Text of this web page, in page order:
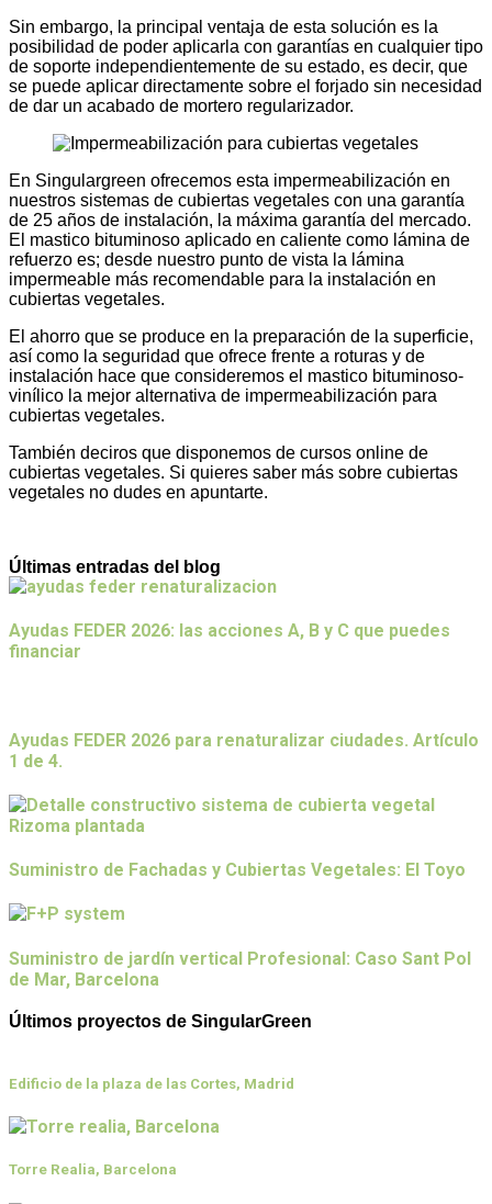
Sin embargo, la principal ventaja de esta solución es la
posibilidad de poder aplicarla con garantías en cualquier tipo
de soporte independientemente de su estado, es decir, que
se puede aplicar directamente sobre el forjado sin necesidad
de dar un acabado de mortero regularizador.
En Singulargreen ofrecemos esta impermeabilización en
nuestros sistemas de cubiertas vegetales con una garantía
de 25 años de instalación, la máxima garantía del mercado.
El mastico bituminoso aplicado en caliente como lámina de
refuerzo es; desde nuestro punto de vista la lámina
impermeable más recomendable para la instalación en
cubiertas vegetales.
El ahorro que se produce en la preparación de la superficie,
así como la seguridad que ofrece frente a roturas y de
instalación hace que consideremos el mastico bituminoso-
vinílico la mejor alternativa de impermeabilización para
cubiertas vegetales.
También deciros que disponemos de cursos online de
cubiertas vegetales. Si quieres saber más sobre cubiertas
vegetales no dudes en apuntarte.
Últimas entradas del blog
Ayudas FEDER 2026: las acciones A, B y C que puedes
financiar
Ayudas FEDER 2026 para renaturalizar ciudades. Artículo
1 de 4.
Suministro de Fachadas y Cubiertas Vegetales: El Toyo
Suministro de jardín vertical Profesional: Caso Sant Pol
de Mar, Barcelona
Últimos proyectos de SingularGreen
Edificio de la plaza de las Cortes, Madrid
Torre Realia, Barcelona